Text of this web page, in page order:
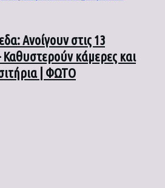
Ανοίγουν στις 13
κάμερες και
| ΦΩΤΟ